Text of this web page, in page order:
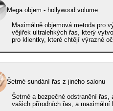
Mega objem - hollywood volume
Maximálně objemová metoda pro
vějířek ultralehkých řas, který
pro klientky, které chtějí výrazné
Šetrné sundání řas z jiného salonu
Šetrné a bezpečné odstranění
vašich přírodních řas, a maximální